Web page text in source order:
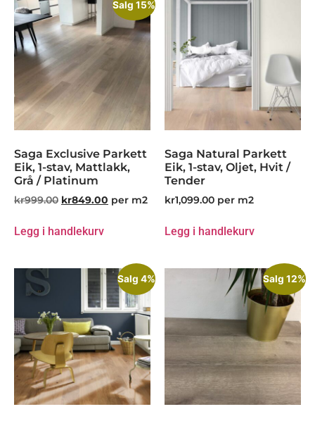
Salg 15%
Saga Exclusive Parkett
Eik, 1-stav, Mattlakk,
Grå / Platinum
kr999.00 kr849.00 per m2
Legg i handlekurv
Saga Natural Parkett
Eik, 1-stav, Oljet, Hvit /
Tender
kr1,099.00 per m2
Legg i handlekurv
Salg 4% Salg 12%